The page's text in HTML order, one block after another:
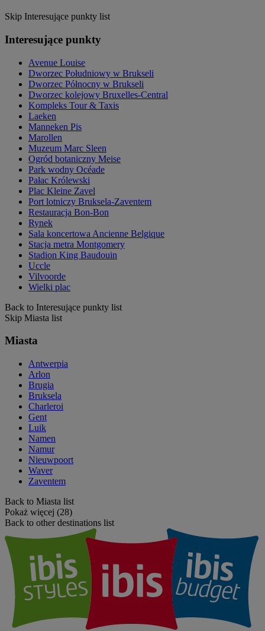
Skip Interesujące punkty list
Interesujące punkty
Avenue Louise
Dworzec Południowy w Brukseli
Dworzec Północny w Brukseli
Dworzec kolejowy Bruxelles-Central
Kompleks Tour & Taxis
Laeken
Manneken Pis
Marollen
Muzeum Marc Sleen
Ogród botaniczny Meise
Park wodny Océade
Pałac Królewski
Plac Kleine Zavel
Port lotniczy Bruksela-Zaventem
Restauracja Bon-Bon
Rynek
Sala koncertowa Ancienne Belgique
Stacja metra Montgomery
Stadion King Baudouin
Uccle
Vilvoorde
Wielki plac
Back to Interesujące punkty list
Skip Miasta list
Miasta
Antwerpia
Arlon
Brugia
Bruksela
Charleroi
Gent
Luik
Namen
Namur
Nieuwpoort
Waver
Zaventem
Back to Miasta list
Pokaż więcej (28)
Back to other destinations list